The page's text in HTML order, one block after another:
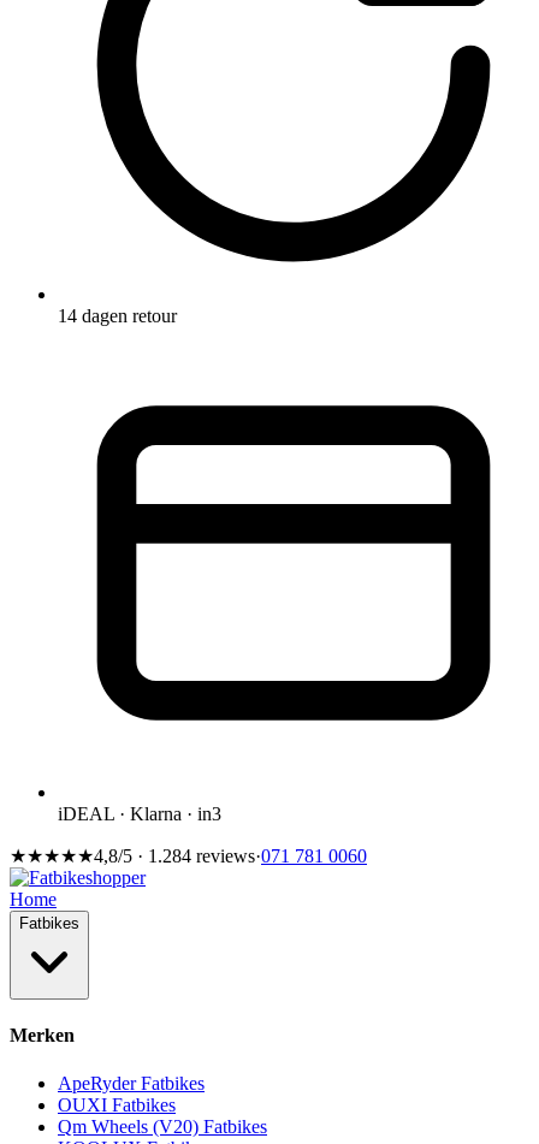
14 dagen retour
iDEAL · Klarna · in3
★★★★★4,8/5 · 1.284 reviews·071 781 0060
Home
Fatbikes
Merken
ApeRyder Fatbikes
OUXI Fatbikes
Qm Wheels (V20) Fatbikes